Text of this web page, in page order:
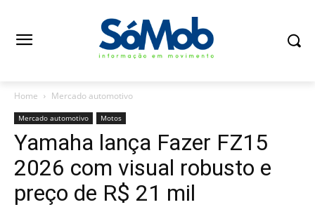
Home Mercado automotivo
Mercado automotivo Motos
Yamaha lança Fazer FZ15
2026 com visual robusto e
preço de R$ 21 mil